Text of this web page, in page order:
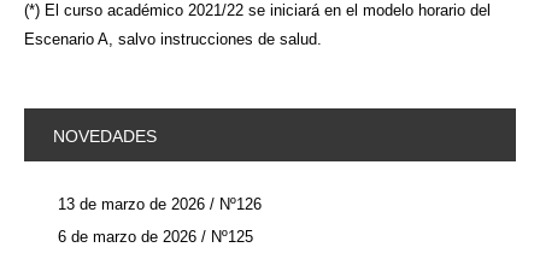
(*) El curso académico 2021/22 se iniciará en el modelo horario del
Escenario A, salvo instrucciones de salud.
NOVEDADES
13 de marzo de 2026 / Nº126
6 de marzo de 2026 / Nº125